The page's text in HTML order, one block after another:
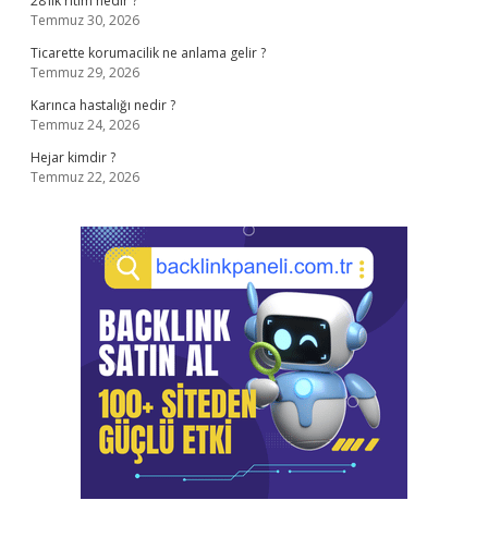
Temmuz 30, 2026
Ticarette korumacilik ne anlama gelir ?
Temmuz 29, 2026
Karınca hastalığı nedir ?
Temmuz 24, 2026
Hejar kimdir ?
Temmuz 22, 2026